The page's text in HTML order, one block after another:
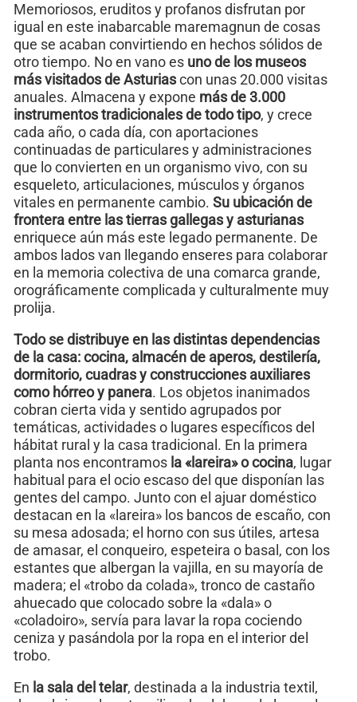
Memoriosos, eruditos y profanos disfrutan por
igual en este inabarcable maremagnun de cosas
que se acaban convirtiendo en hechos sólidos de
otro tiempo. No en vano es uno de los museos
más visitados de Asturiascon unas 20.000 visitas
anuales. Almacena y expone más de 3.000
instrumentos tradicionales de todo tipo, y crece
cada año, o cada día, con aportaciones
continuadas de particulares y administraciones
que lo convierten en un organismo vivo, con su
esqueleto, articulaciones, músculos y órganos
vitales en permanente cambio. Su ubicación de
frontera entre las tierras gallegas y asturianas
enriquece aún más este legado permanente. De
ambos lados van llegando enseres para colaborar
en la memoria colectiva de una comarca grande,
orográficamente complicada y culturalmente muy
prolija.
Todo se distribuye en las distintas dependencias
de la casa: cocina, almacén de aperos, destilería,
dormitorio, cuadras y construcciones auxiliares
como hórreo y panera. Los objetos inanimados
cobran cierta vida y sentido agrupados por
temáticas, actividades o lugares específicos del
hábitat rural y la casa tradicional. En la primera
planta nos encontramos la «lareira» o cocina, lugar
habitual para el ocio escaso del que disponían las
gentes del campo. Junto con el ajuar doméstico
destacan en la «lareira» los bancos de escaño, con
su mesa adosada; el horno con sus útiles, artesa
de amasar, el conqueiro, espeteira o basal, con los
estantes que albergan la vajilla, en su mayoría de
madera; el «trobo da colada», tronco de castaño
ahuecado que colocado sobre la «dala» o
«coladoiro», servía para lavar la ropa cociendo
ceniza y pasándola por la ropa en el interior del
trobo.
En la sala del telar, destinada a la industria textil,